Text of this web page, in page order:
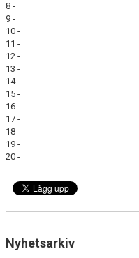
8 -
9 -
10 -
11 -
12 -
13 -
14 -
15 -
16 -
17 -
18 -
19 -
20 -
Nyhetsarkiv